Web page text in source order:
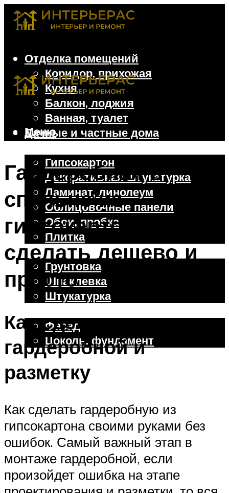
Отделка помещений
Коридор, прихожая
Кухня
Балкон, лоджия
Ванная, туалет
Дачные и частные дома
Гипсокартон
Декоративная штукатурка
Ламинат, линолеум
Облицовочные панели
Обои, пробка
Плитка
Отделочные работы
Грунтовка
Шпаклевка
Штукатурка
Фасад
Цоколь, фундамент
Меню
Меню
Гардеробная в
спальне из
гипсокартона: как
сделать дешево и
просто
Как сделать чертеж
гардеробной и
разметку
Как сделать гардеробную из
гипсокартона своими руками без
ошибок. Самый важный этап в
монтаже гардеробной, если
произойдет ошибка на этапе